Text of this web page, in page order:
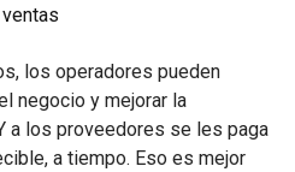
los operadores pueden
negocio y mejorar la
a los proveedores se les paga
a tiempo. Eso es mejor